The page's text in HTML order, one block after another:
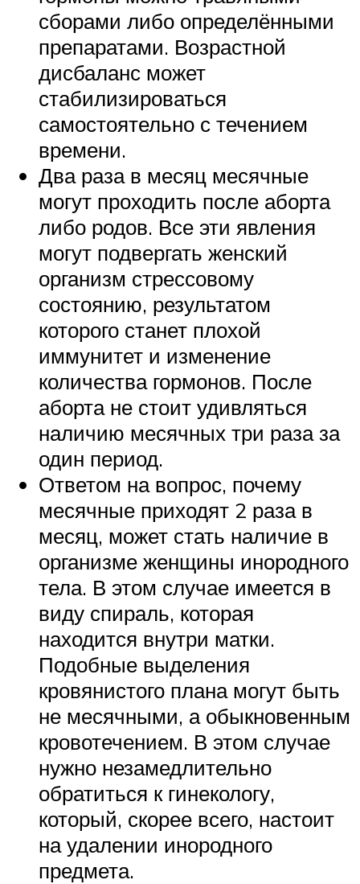
сборами либо определёнными
препаратами. Возрастной
дисбаланс может
стабилизироваться
самостоятельно с течением
времени.
Два раза в месяц месячные
могут проходить после аборта
либо родов. Все эти явления
могут подвергать женский
организм стрессовому
состоянию, результатом
которого станет плохой
иммунитет и изменение
количества гормонов. После
аборта не стоит удивляться
наличию месячных три раза за
один период.
Ответом на вопрос, почему
месячные приходят 2 раза в
месяц, может стать наличие в
организме женщины инородного
тела. В этом случае имеется в
виду спираль, которая
находится внутри матки.
Подобные выделения
кровянистого плана могут быть
не месячными, а обыкновенным
кровотечением. В этом случае
нужно незамедлительно
обратиться к гинекологу,
который, скорее всего, настоит
на удалении инородного
предмета.